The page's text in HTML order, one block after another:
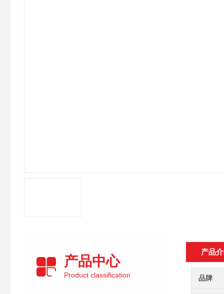
产品中心
Product classification
产品
品牌